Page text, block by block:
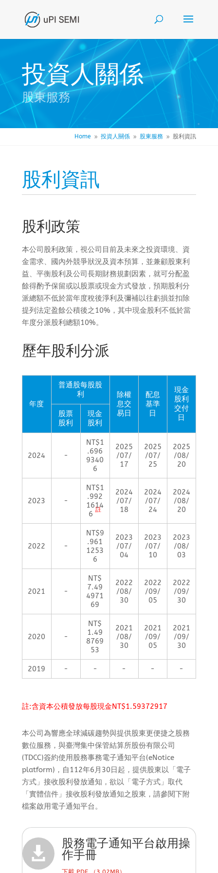
投資人關係
股東服務
Home 9 投資人關係 9 股東服務 9 股利資訊
股利資訊
股利政策
本公司股利政策，視公司目前及未來之投資環境、資
金需求、國內外競爭狀況及資本預算，並兼顧股東利
益、平衡股利及公司長期財務規劃因素，就可分配盈
餘得酌予保留或以股票或現金方式發放，預期股利分
派總額不低於當年度稅後淨利及彌補以往虧損並扣除
提列法定盈餘公積後之10%，其中現金股利不低於當
年度分派股利總額10%。
歷年股利分派
年度
普通股每股股
利
除權
息交
易日
配息
基準
日
現金
股利
交付
日
股票
股利
現金
股利
2024 -
NT$1
.696
9340
6
2025
/07/
17
2025
/07/
25
2025
/08/
20
2023 -
NT$1
.992
1614
6註
2024
/07/
18
2024
/07/
24
2024
/08/
20
2022 -
NT$9
.961
1253
6
2023
/07/
04
2023
/07/
10
2023
/08/
03
2021 -
NT$
7.49
4971
69
2022
/08/
30
2022
/09/
05
2022
/09/
30
2020 -
NT$
1.49
8769
53
2021
/08/
30
2021
/09/
05
2021
/09/
30
2019 - - - - -
註:含資本公積發放每股現金NT$1.59372917
本公司為響應全球減碳趨勢與提供股東更便捷之股務
數位服務，與臺灣集中保管結算所股份有限公司
(TDCC)簽約使用股務事務電子通知平台(eNotice
platform)，自112年6月30日起，提供股東以「電子
方式」接收股利發放通知，欲以「電子方式」取代
「實體信件」接收股利發放通知之股東，請參閱下附
檔案啟用電子通知平台。

股務電子通知平台啟用操
作手冊